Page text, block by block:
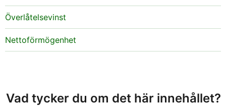
Överlåtelsevinst
Nettoförmögenhet
Vad tycker du om det här innehållet?